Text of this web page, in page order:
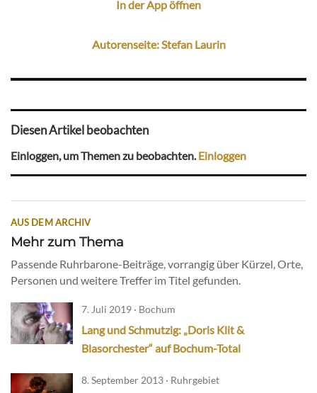
In der App öffnen
Autorenseite: Stefan Laurin
Diesen Artikel beobachten
Einloggen, um Themen zu beobachten. Einloggen
AUS DEM ARCHIV
Mehr zum Thema
Passende Ruhrbarone-Beiträge, vorrangig über Kürzel, Orte,
Personen und weitere Treffer im Titel gefunden.
7. Juli 2019 · Bochum
Lang und Schmutzig: „Doris Klit &
Blasorchester“ auf Bochum-Total
8. September 2013 · Ruhrgebiet